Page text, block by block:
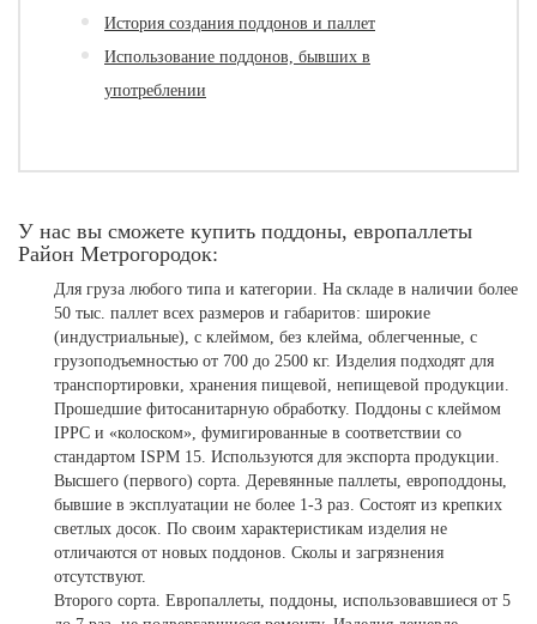
История создания поддонов и паллет
Использование поддонов, бывших в
употреблении
У нас вы сможете купить поддоны, европаллеты
Район Метрогородок:
Для груза любого типа и категории. На складе в наличии более
50 тыс. паллет всех размеров и габаритов: широкие
(индустриальные), с клеймом, без клейма, облегченные, с
грузоподъемностью от 700 до 2500 кг. Изделия подходят для
транспортировки, хранения пищевой, непищевой продукции.
Прошедшие фитосанитарную обработку. Поддоны с клеймом
IPPC и «колоском», фумигированные в соответствии со
стандартом ISPM 15. Используются для экспорта продукции.
Высшего (первого) сорта. Деревянные паллеты, европоддоны,
бывшие в эксплуатации не более 1-3 раз. Состоят из крепких
светлых досок. По своим характеристикам изделия не
отличаются от новых поддонов. Сколы и загрязнения
отсутствуют.
Второго сорта. Европаллеты, поддоны, использовавшиеся от 5